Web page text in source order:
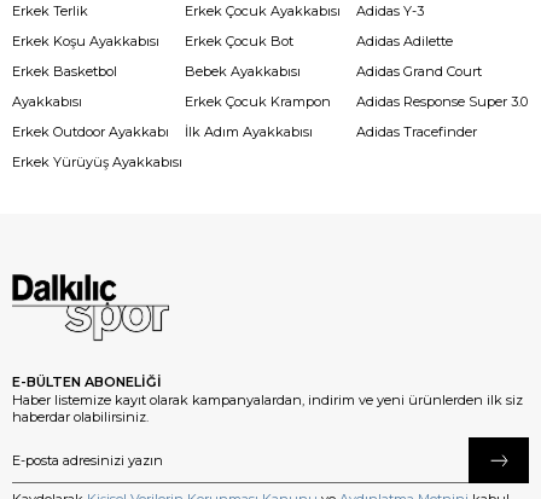
Erkek Terlik
Erkek Koşu Ayakkabısı
Erkek Basketbol
Ayakkabısı
Erkek Outdoor Ayakkabı
Erkek Yürüyüş Ayakkabısı
Erkek Çocuk Ayakkabısı
Erkek Çocuk Bot
Bebek Ayakkabısı
Erkek Çocuk Krampon
İlk Adım Ayakkabısı
Adidas Y-3
Adidas Adilette
Adidas Grand Court
Adidas Response Super 3.0
Adidas Tracefinder
E-BÜLTEN ABONELİĞİ
Haber listemize kayıt olarak kampanyalardan, indirim ve yeni ürünlerden ilk siz
haberdar olabilirsiniz.